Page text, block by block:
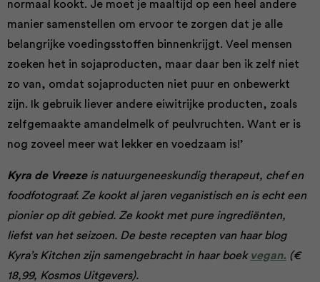
normaal kookt. Je moet je maaltijd op een heel andere
manier samenstellen om ervoor te zorgen dat je alle
belangrijke voedingsstoffen binnenkrijgt. Veel mensen
zoeken het in sojaproducten, maar daar ben ik zelf niet
zo van, omdat sojaproducten niet puur en onbewerkt
zijn. Ik gebruik liever andere eiwitrijke producten, zoals
zelfgemaakte amandelmelk of peulvruchten. Want er is
nog zoveel meer wat lekker en voedzaam is!’
Kyra de Vreezeis natuurgeneeskundig therapeut, chef en
foodfotograaf. Ze kookt al jaren veganistisch en is echt een
pionier op dit gebied. Ze kookt met pure ingrediënten,
liefst van het seizoen. De beste recepten van haar blog
Kyra’s Kitchen zijn samengebracht in haar boek vegan. (€
18,99, Kosmos Uitgevers).